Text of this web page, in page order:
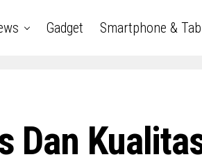
Gadget Smartphone &
Dan